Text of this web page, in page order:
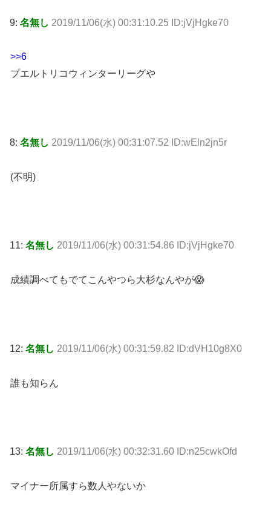
9: 名無し 2019/11/06(水) 00:31:10.25 ID:jVjHgke70
>>6
プエルトリコウィンターリーグや
8: 名無し 2019/11/06(水) 00:31:07.52 ID:wEln2jn5r
(不明)
11: 名無し 2019/11/06(水) 00:31:54.86 ID:jVjHgke70
成績調べてもでてこんやつら大杉なんやが😱
12: 名無し 2019/11/06(水) 00:31:59.82 ID:dVH10g8X0
誰も知らん
13: 名無し 2019/11/06(水) 00:32:31.60 ID:n25cwkOfd
マイナー所属すら数人やないか